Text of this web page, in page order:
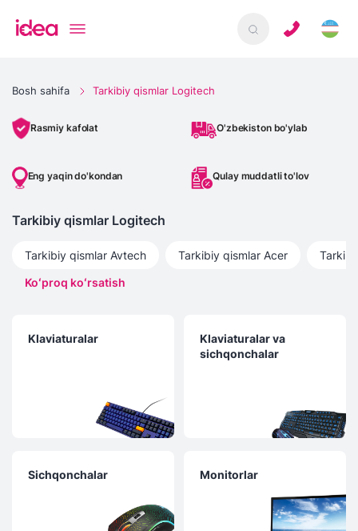
Bosh sahifa Tarkibiy qismlar Logitech
Rasmiy kafolat O'zbekiston bo'ylab
Eng yaqin do'kondan Qulay muddatli to'lov
Tarkibiy qismlar Logitech
Tarkibiy qismlar Avtech Tarkibiy qismlar Acer
Koʻproq koʻrsatish
Klaviaturalar
Klaviaturalar va
sichqonchalar
Sichqonchalar Monitorlar